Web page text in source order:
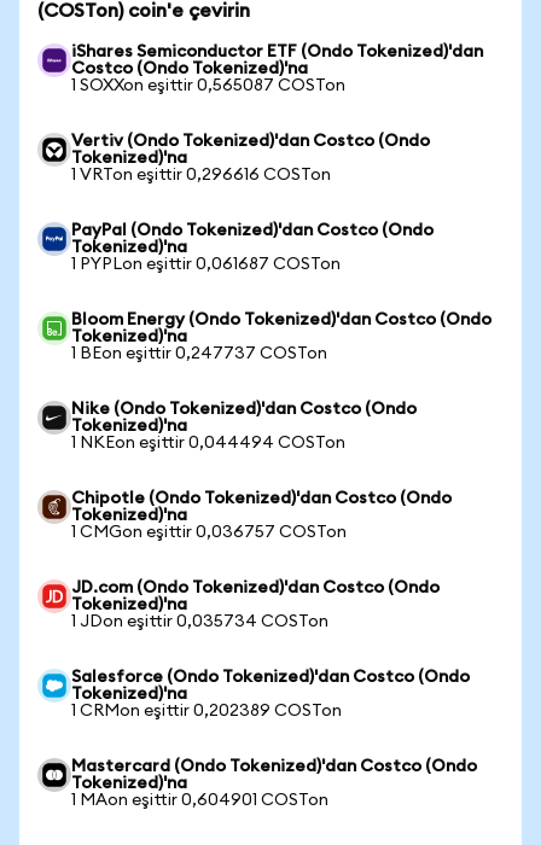
(COSTon) coin'e çevirin
iShares Semiconductor ETF (Ondo Tokenized)'dan
Costco (Ondo Tokenized)'na
1 SOXXon eşittir 0,565087 COSTon
Vertiv (Ondo Tokenized)'dan Costco (Ondo
Tokenized)'na
1 VRTon eşittir 0,296616 COSTon
PayPal (Ondo Tokenized)'dan Costco (Ondo
Tokenized)'na
1 PYPLon eşittir 0,061687 COSTon
Bloom Energy (Ondo Tokenized)'dan Costco (Ondo
Tokenized)'na
1 BEon eşittir 0,247737 COSTon
Nike (Ondo Tokenized)'dan Costco (Ondo
Tokenized)'na
1 NKEon eşittir 0,044494 COSTon
Chipotle (Ondo Tokenized)'dan Costco (Ondo
Tokenized)'na
1 CMGon eşittir 0,036757 COSTon
JD.com (Ondo Tokenized)'dan Costco (Ondo
Tokenized)'na
1 JDon eşittir 0,035734 COSTon
Salesforce (Ondo Tokenized)'dan Costco (Ondo
Tokenized)'na
1 CRMon eşittir 0,202389 COSTon
Mastercard (Ondo Tokenized)'dan Costco (Ondo
Tokenized)'na
1 MAon eşittir 0,604901 COSTon